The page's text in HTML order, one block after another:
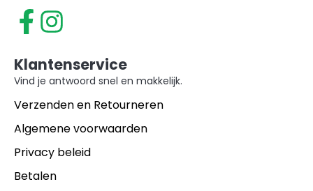
Klantenservice
Vind je antwoord snel en makkelijk.
Verzenden en Retourneren
Algemene voorwaarden
Privacy beleid
Betalen